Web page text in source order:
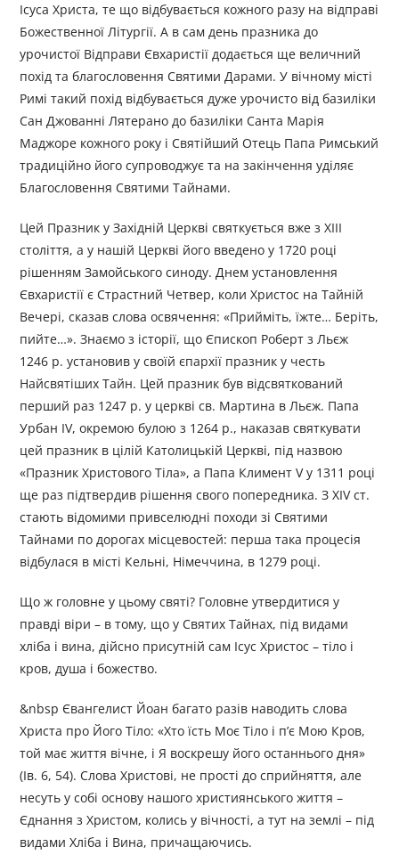
Ісуса Христа, те що відбувається кожного разу на відправі
Божественної Літургії. А в сам день празника до
урочистої Відправи Євхаристії додається ще величний
похід та благословення Святими Дарами. У вічному місті
Римі такий похід відбувається дуже урочисто від базиліки
Сан Джованні Лятерано до базиліки Санта Марія
Маджоре кожного року і Святійший Отець Папа Римський
традиційно його супроводжує та на закінчення уділяє
Благословення Святими Тайнами.
Цей Празник у Західній Церкві святкується вже з XIII
століття, а у нашій Церкві його введено у 1720 році
рішенням Замойського синоду. Днем установлення
Євхаристії є Страстний Четвер, коли Христос на Тайній
Вечері, сказав слова освячення: «Прийміть, їжте… Беріть,
пийте…». Знаємо з історії, що Єпископ Роберт з Льєж
1246 р. установив у своїй єпархії празник у честь
Найсвятіших Тайн. Цей празник був відсвяткований
перший раз 1247 р. у церкві св. Мартина в Льєж. Папа
Урбан IV, окремою булою з 1264 р., наказав святкувати
цей празник в цілій Католицькій Церкві, під назвою
«Празник Христового Тіла», а Папа Климент V у 1311 році
ще раз підтвердив рішення свого попередника. З XIV ст.
стають відомими привселюдні походи зі Святими
Тайнами по дорогах місцевостей: перша така процесія
відбулася в місті Кельні, Німеччина, в 1279 році.
Що ж головне у цьому святі? Головне утвердитися у
правді віри – в тому, що у Святих Тайнах, під видами
хліба і вина, дійсно присутній сам Ісус Христос – тіло і
кров, душа і божество.
&nbsp Євангелист Йоан багато разів наводить слова
Христа про Його Тіло: «Хто їсть Моє Тіло і п’є Мою Кров,
той має життя вічне, і Я воскрешу його останнього дня»
(Ів. 6, 54). Слова Христові, не прості до сприйняття, але
несуть у собі основу нашого християнського життя –
Єднання з Христом, колись у вічності, а тут на землі – під
видами Хліба і Вина, причащаючись.